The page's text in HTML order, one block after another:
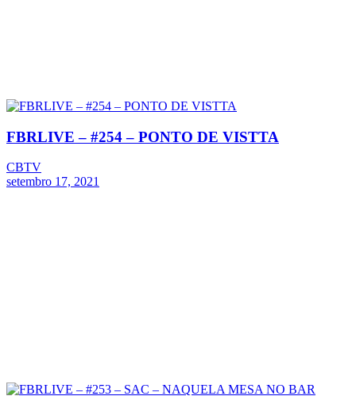
FBRLIVE – #254 – PONTO DE VISTTA
CBTV
setembro 17, 2021